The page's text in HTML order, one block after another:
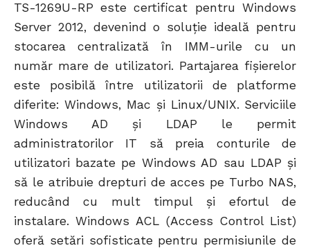
TS-1269U-RP este certificat pentru Windows
Server 2012, devenind o soluție ideală pentru
stocarea centralizată în IMM-urile cu un
număr mare de utilizatori. Partajarea fișierelor
este posibilă între utilizatorii de platforme
diferite: Windows, Mac și Linux/UNIX. Serviciile
Windows AD și LDAP le permit
administratorilor IT să preia conturile de
utilizatori bazate pe Windows AD sau LDAP și
să le atribuie drepturi de acces pe Turbo NAS,
reducând cu mult timpul și efortul de
instalare. Windows ACL (Access Control List)
oferă setări sofisticate pentru permisiunile de